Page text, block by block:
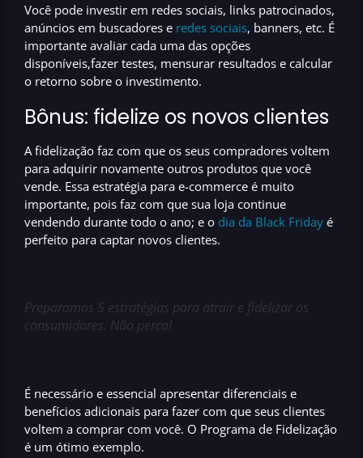
Você pode investir em redes sociais, links patrocinados,
anúncios em buscadores e redes sociais, banners, etc. É
importante avaliar cada uma das opções
disponíveis,fazer testes, mensurar resultados e calcular
o retorno sobre o investimento.
Bônus: fidelize os novos clientes
A fidelização faz com que os seus compradores voltem
para adquirir novamente outros produtos que você
vende. Essa estratégia para e-commerce é muito
importante, pois faz com que sua loja continue
vendendo durante todo o ano; e o dia da Black Friday é
perfeito para captar novos clientes.
Preparamos 5 estratégias para atrair e fidelizar os
consumidores. Não perca!
É necessário e essencial apresentar diferenciais e
benefícios adicionais para fazer com que seus clientes
voltem a comprar com você. O Programa de Fidelização
é um ótimo exemplo.